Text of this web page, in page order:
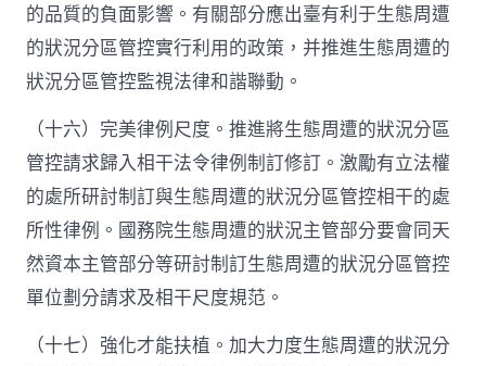
的品質的負面影響。有關部分應出臺有利于生態周遭
的狀況分區管控實行利用的政策，并推進生態周遭的
狀況分區管控監視法律和諧聯動。
（十六）完美律例尺度。推進將生態周遭的狀況分區
管控請求歸入相干法令律例制訂修訂。激勵有立法權
的處所研討制訂與生態周遭的狀況分區管控相干的處
所性律例。國務院生態周遭的狀況主管部分要會同天
然資本主管部分等研討制訂生態周遭的狀況分區管控
單位劃分請求及相干尺度規范。
（十七）強化才能扶植。加大力度生態周遭的狀況分